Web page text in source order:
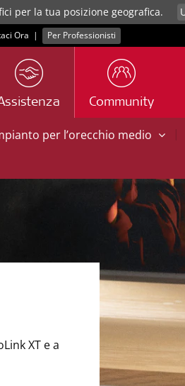
per la tua posizione geografica.
Ora | Per Professionisti
Community
per l’orecchio medio |
XT e a